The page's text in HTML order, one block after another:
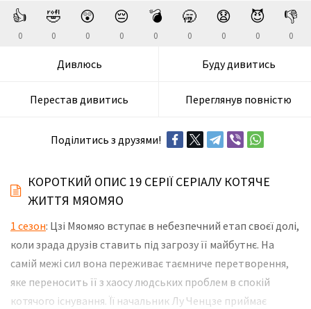
👍
0
🤣
0
😲
0
😔
0
💣
0
🥱
0
😧
0
😈
0
👎
0
Дивлюсь Буду дивитись
Перестав дивитись Переглянув повністю
Поділитись з друзями!
КОРОТКИЙ ОПИС 19 СЕРІЇ СЕРІАЛУ КОТЯЧЕ
ЖИТТЯ МЯОМЯО
1 сезон: Цзі Мяомяо вступає в небезпечний етап своєї долі,
коли зрада друзів ставить під загрозу її майбутнє. На
самій межі сил вона переживає таємниче перетворення,
яке переносить її з хаосу людських проблем в спокій
котячого існування. Її начальник Лу Ченцзе приймає